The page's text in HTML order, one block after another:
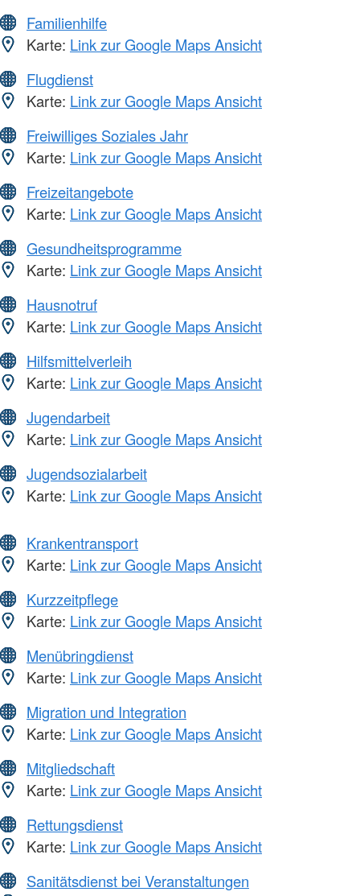
Familienhilfe
Karte: Link zur Google Maps Ansicht
Flugdienst
Karte: Link zur Google Maps Ansicht
Freiwilliges Soziales Jahr
Karte: Link zur Google Maps Ansicht
Freizeitangebote
Karte: Link zur Google Maps Ansicht
Gesundheitsprogramme
Karte: Link zur Google Maps Ansicht
Hausnotruf
Karte: Link zur Google Maps Ansicht
Hilfsmittelverleih
Karte: Link zur Google Maps Ansicht
Jugendarbeit
Karte: Link zur Google Maps Ansicht
Jugendsozialarbeit
Karte: Link zur Google Maps Ansicht
Krankentransport
Karte: Link zur Google Maps Ansicht
Kurzzeitpflege
Karte: Link zur Google Maps Ansicht
Menübringdienst
Karte: Link zur Google Maps Ansicht
Migration und Integration
Karte: Link zur Google Maps Ansicht
Mitgliedschaft
Karte: Link zur Google Maps Ansicht
Rettungsdienst
Karte: Link zur Google Maps Ansicht
Sanitätsdienst bei Veranstaltungen